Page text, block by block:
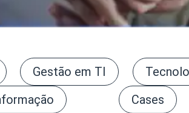
Gestão em TI
Cases